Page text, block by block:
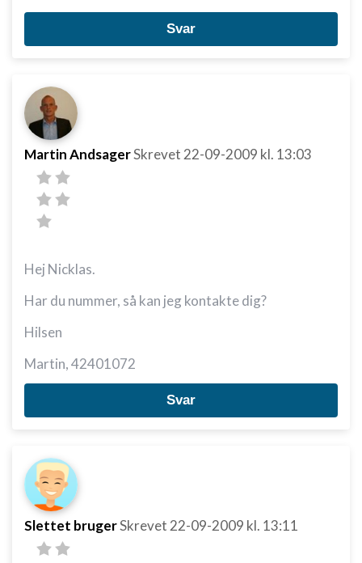
Svar
Martin AndsagerSkrevet 22-09-2009 kl. 13:03
Hej Nicklas.
Har du nummer, så kan jeg kontakte dig?
Hilsen
Martin, 42401072
Svar
Slettet brugerSkrevet 22-09-2009 kl. 13:11